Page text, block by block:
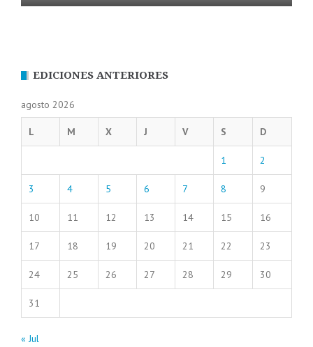
EDICIONES ANTERIORES
agosto 2026
L M X J V S D
1 2
3 4 5 6 7 8 9
10 11 12 13 14 15 16
17 18 19 20 21 22 23
24 25 26 27 28 29 30
31
« Jul